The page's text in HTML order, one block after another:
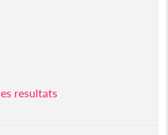
resultats